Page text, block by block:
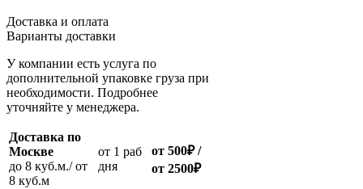
Доставка и оплата
Варианты доставки
У компании есть услуга по
дополнительной упаковке груза при
необходимости. Подробнее
уточняйте у менеджера.
Доставка по
Москве
до 8 куб.м./ от
8 куб.м
oт 1 раб
дня
от 500₽/
от 2500₽